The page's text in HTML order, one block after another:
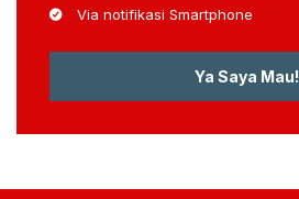
Via notifikasi Smartphone
Ya Saya Mau!